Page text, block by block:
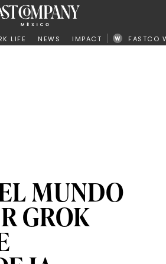
LIFE NEWS IMPACT FASTCO
MUNDO
GROK